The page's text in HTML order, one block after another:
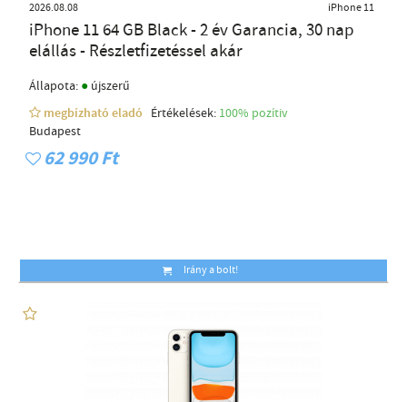
2026.08.08 iPhone 11
iPhone 11 64 GB Black - 2 év Garancia, 30 nap
elállás - Részletfizetéssel akár
Állapota: ● újszerű
megbízható eladó
Értékelések: 100% pozítiv
Budapest
62 990 Ft
Irány a bolt!